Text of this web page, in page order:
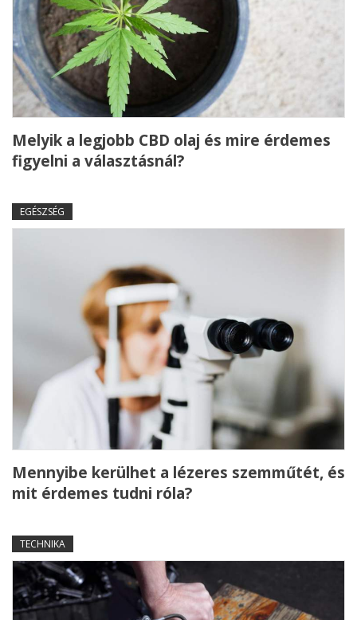
Melyik a legjobb CBD olaj és mire érdemes
figyelni a választásnál?
EGÉSZSÉG
Mennyibe kerülhet a lézeres szemműtét, és
mit érdemes tudni róla?
TECHNIKA